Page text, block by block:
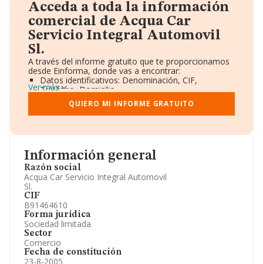
Información general
Razón social
Acqua Car Servicio Integral Automovil
Sl.
CIF
B91464610
Forma jurídica
Sociedad limitada
Sector
Comercio
Fecha de constitución
23-8-2005
Acceda a toda la información
comercial de Acqua Car
Servicio Integral Automovil
Sl.
A través del informe gratuito que te proporcionamos
desde Einforma, donde vas a encontrar:
Datos identificativos: Denominación, CIF,
Teléfono, Domicilio.
Informe Mercantil Completo (BORME).
Gráficos de Evolución Ventas y Empleados.
Consejo de Administración y Administradores.
Accionistas.
Artículos de prensa publicados sobre la empresa.
Información oficial y registral complementaria.
Ver más
QUIERO MI INFORME GRATUITO